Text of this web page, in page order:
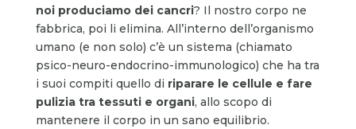
noi produciamo dei cancri? Il nostro corpo ne
fabbrica, poi li elimina. All’interno dell’organismo
umano (e non solo) c’è un sistema (chiamato
psico-neuro-endocrino-immunologico) che ha tra
i suoi compiti quello di riparare le cellule e fare
pulizia tra tessuti e organi, allo scopo di
mantenere il corpo in un sano equilibrio.